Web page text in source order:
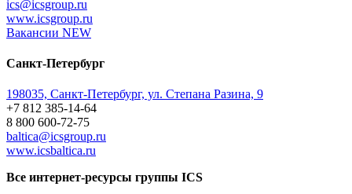
ics@icsgroup.ru
www.icsgroup.ru
Вакансии NEW
Санкт-Петербург
198035, Санкт-Петербург, ул. Степана Разина, 9
+7 812 385-14-64
8 800 600-72-75
baltica@icsgroup.ru
www.icsbaltica.ru
Все интернет-ресурсы группы ICS